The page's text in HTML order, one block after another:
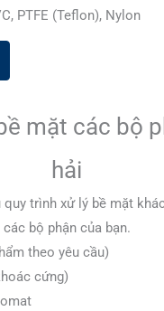
PTFE (Teflon), Nylon
mặt các bộ
hải
quy trình xử lý bề mặt
các bộ phận của bạn.
theo yêu cầu)
cứng)